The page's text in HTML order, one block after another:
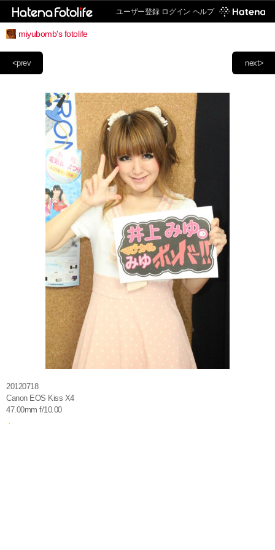
ユーザー登録 ログイン ヘルプ
miyubomb's fotolife
next>
<prev
20120718
Canon EOS Kiss X4
47.00mm f/10.00